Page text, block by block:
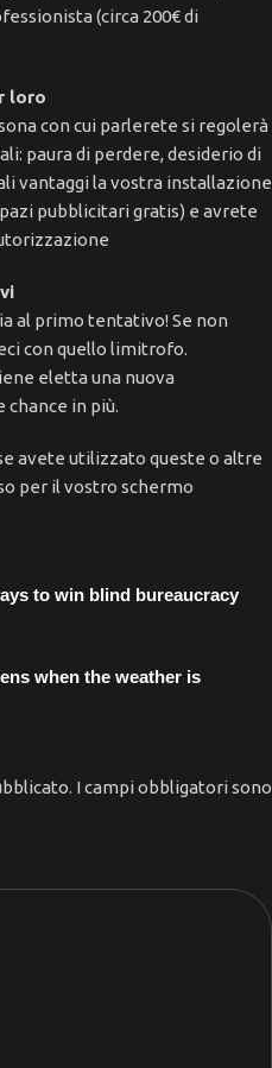
(circa 200€ di
loro
con cui parlerete si regolerà
paura di perdere, desiderio di
vantaggi la vostra installazione
pubblicitari gratis) e avrete
al primo tentativo! Se non
con quello limitrofo.
eletta una nuova
in più.
avete utilizzato queste o altre
per il vostro schermo
to win blind bureaucracy
when the weather is
I campi obbligatori sono